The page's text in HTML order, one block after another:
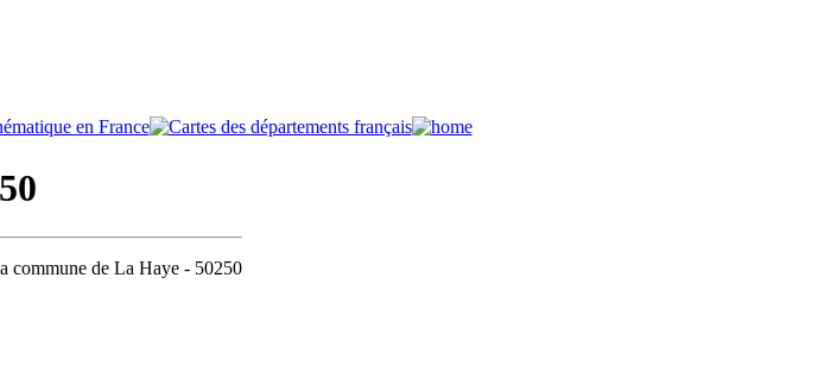
commune de La Haye - 50250